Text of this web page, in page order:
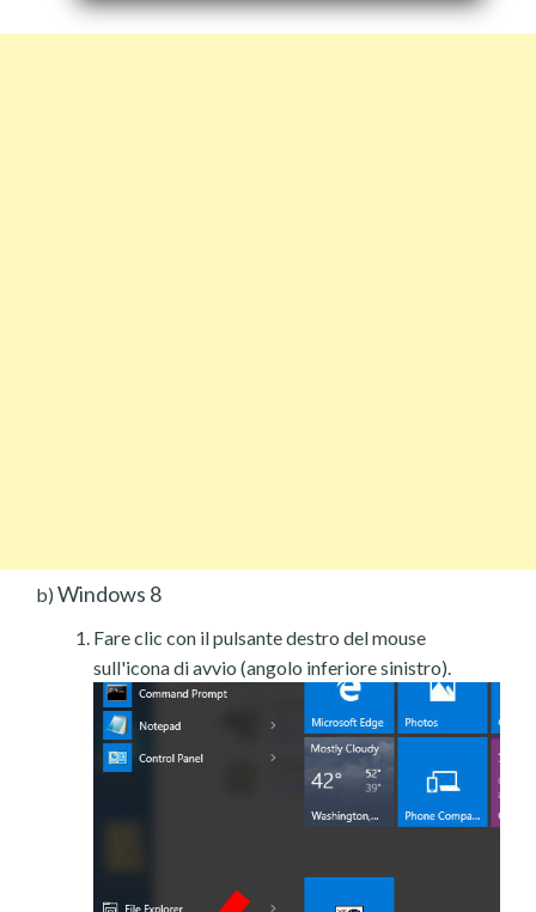
b) Windows 8
Fare clic con il pulsante destro del mouse
sull'icona di avvio (angolo inferiore sinistro).